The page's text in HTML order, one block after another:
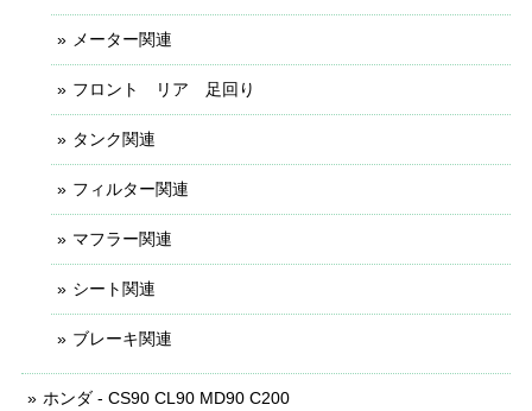
メーター関連
フロント リア 足回り
タンク関連
フィルター関連
マフラー関連
シート関連
ブレーキ関連
ホンダ - CS90 CL90 MD90 C200